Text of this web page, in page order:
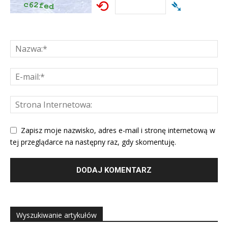
⟲ ➴
Zapisz moje nazwisko, adres e-mail i stronę internetową w
tej przeglądarce na następny raz, gdy skomentuję.
Wyszukiwanie artykułów